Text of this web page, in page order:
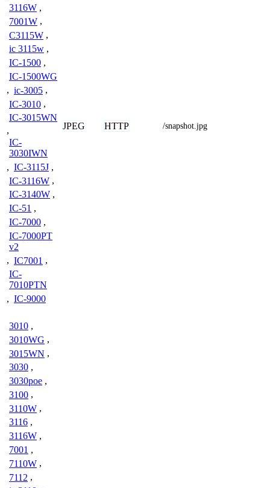
3116W ,
7001W ,
C3115W ,
ic 3115w ,
IC-1500 ,
IC-1500WG
, ic-3005 ,
IC-3010 ,
IC-3015WN
,
IC-
3030IWN
, IC-3115J ,
IC-3116W ,
IC-3140W ,
IC-51 ,
IC-7000 ,
IC-7000PT
v2
, IC7001 ,
IC-
7010PTN
, IC-9000
JPEG HTTP /snapshot.jpg
3010 ,
3010WG ,
3015WN ,
3030 ,
3030poe ,
3100 ,
3110W ,
3116 ,
3116W ,
7001 ,
7110W ,
7112 ,